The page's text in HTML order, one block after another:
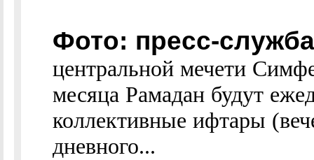
Фото: пресс-
центральной мечети
месяца Рамадан будут
коллективные ифтары
дневного...